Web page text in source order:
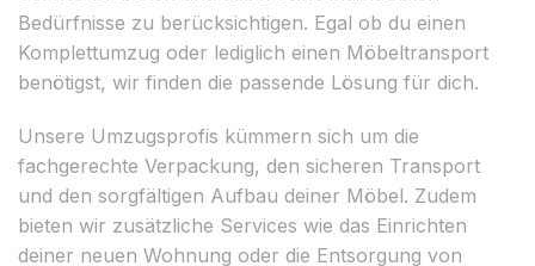
Bedürfnisse zu berücksichtigen. Egal ob du einen
Komplettumzug oder lediglich einen Möbeltransport
benötigst, wir finden die passende Lösung für dich.
Unsere Umzugsprofis kümmern sich um die
fachgerechte Verpackung, den sicheren Transport
und den sorgfältigen Aufbau deiner Möbel. Zudem
bieten wir zusätzliche Services wie das Einrichten
deiner neuen Wohnung oder die Entsorgung von